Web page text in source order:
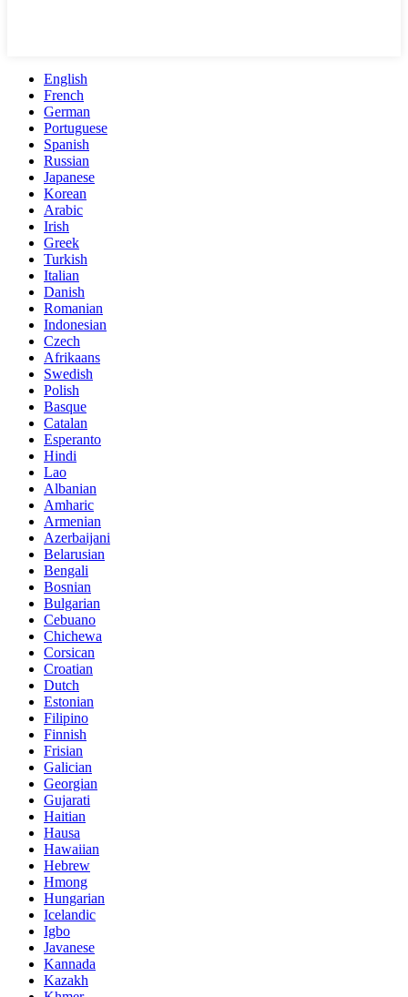
English
French
German
Portuguese
Spanish
Russian
Japanese
Korean
Arabic
Irish
Greek
Turkish
Italian
Danish
Romanian
Indonesian
Czech
Afrikaans
Swedish
Polish
Basque
Catalan
Esperanto
Hindi
Lao
Albanian
Amharic
Armenian
Azerbaijani
Belarusian
Bengali
Bosnian
Bulgarian
Cebuano
Chichewa
Corsican
Croatian
Dutch
Estonian
Filipino
Finnish
Frisian
Galician
Georgian
Gujarati
Haitian
Hausa
Hawaiian
Hebrew
Hmong
Hungarian
Icelandic
Igbo
Javanese
Kannada
Kazakh